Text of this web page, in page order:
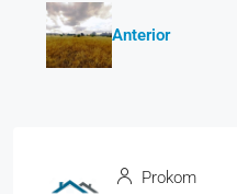
Anterior
Prokom